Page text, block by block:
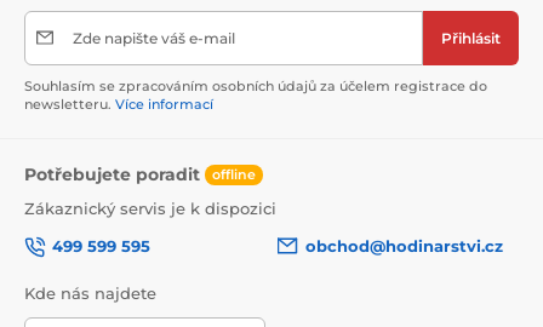
Zde napište váš e-mail Přihlásit
Souhlasím se zpracováním osobních údajů za účelem registrace do
newsletteru. Více informací
Potřebujete poradit offline
Zákaznický servis je k dispozici
499 599 595
obchod@hodinarstvi.cz
Kde nás najdete